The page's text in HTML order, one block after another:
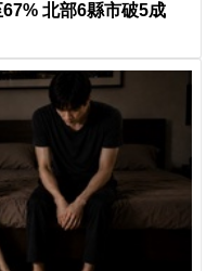
北部6縣市破5成